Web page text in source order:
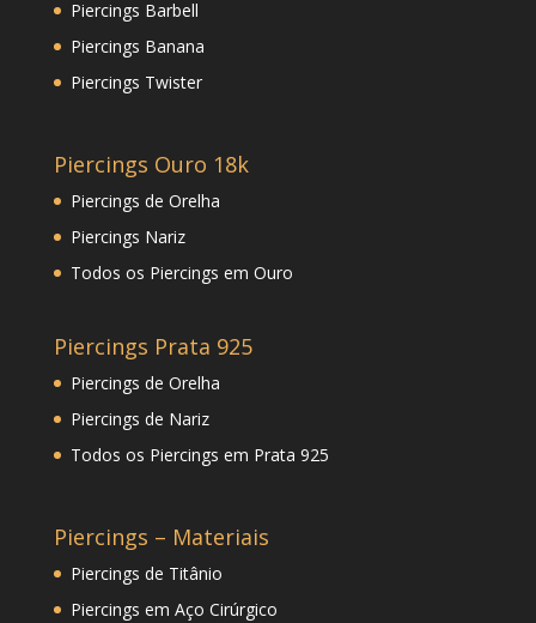
Piercings Barbell
Piercings Banana
Piercings Twister
Piercings Ouro 18k
Piercings de Orelha
Piercings Nariz
Todos os Piercings em Ouro
Piercings Prata 925
Piercings de Orelha
Piercings de Nariz
Todos os Piercings em Prata 925
Piercings – Materiais
Piercings de Titânio
Piercings em Aço Cirúrgico